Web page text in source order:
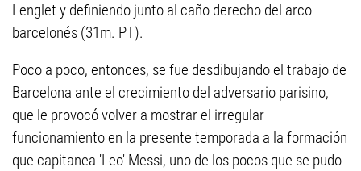
Lenglet y definiendo junto al caño derecho del arco
barcelonés (31m. PT).
Poco a poco, entonces, se fue desdibujando el trabajo de
Barcelona ante el crecimiento del adversario parisino,
que le provocó volver a mostrar el irregular
funcionamiento en la presente temporada a la formación
que capitanea 'Leo' Messi, uno de los pocos que se pudo